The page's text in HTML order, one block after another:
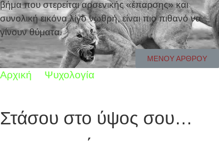
βήμα που στερείται αρσενικής «έπαρσης» και
συνολική εικόνα λίγο νωθρή, είναι πιο πιθανό να
γίνουν θύματα.
ΜΕΝΟΥ ΑΡΘΡΟΥ
Αρχική Ψυχολογία
Στάσου στο ύψος σου…